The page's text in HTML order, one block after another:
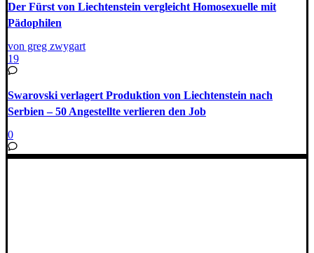
Der Fürst von Liechtenstein vergleicht Homosexuelle mit
Pädophilen
von greg zwygart
19
Swarovski verlagert Produktion von Liechtenstein nach
Serbien – 50 Angestellte verlieren den Job
0